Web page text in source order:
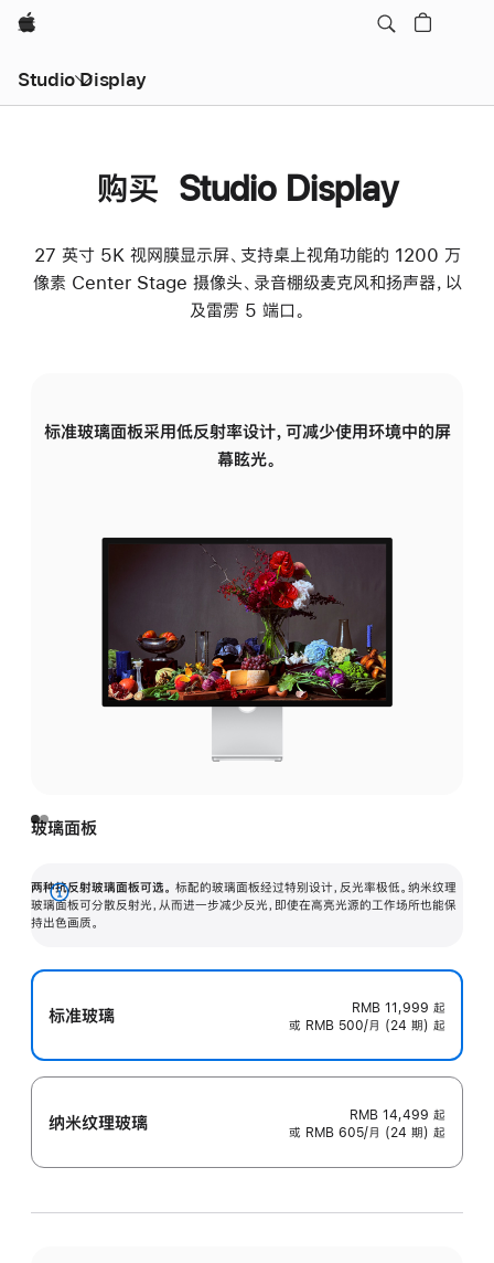
Apple
Studio Display
购买 Studio Display
27 英寸 5K 视网膜显示屏、支持桌上视角功能的 1200 万
像素 Center Stage 摄像头、录音棚级麦克风和扬声器，以
及雷雳 5 端口。
标准玻璃面板采用低反射率设计，可减少使用环境中的屏
幕眩光。
玻璃面板
两种抗反射玻璃面板可选。 标配的玻璃面板经过特别设计，反光率极低。纳米纹理
玻璃面板可分散反射光，从而进一步减少反光，即使在高亮光源的工作场所也能保
持出色画质。
展
开
标准玻璃 RMB 11,999 起
或 RMB 500/月 (24 期) 起
纳米纹理玻璃 RMB 14,499 起
或 RMB 605/月 (24 期) 起